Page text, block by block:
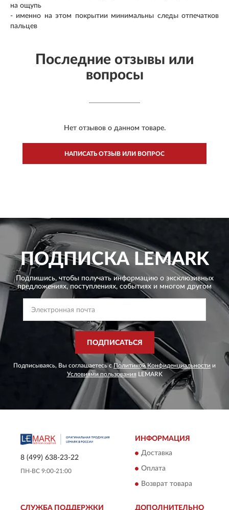
на ощупь
- именно на этом покрытии минимальны следы отпечатков
пальцев
Последние отзывы или
вопросы
Нет отзывов о данном товаре.
НАПИСАТЬ ОТЗЫВ ИЛИ ВОПРОС
ПОДПИСКАLEMARK
Подпишись, чтобы получать информацию о эксклюзивных
предложениях, поступлениях, событиях и многом другом
ПОДПИСАТЬСЯ
Подписываясь, Вы соглашаетесь сПолитикой Конфиденциальности и
Условиями пользования LEMARK
8 (499) 638-23-22
ПН-ВС 9:00-21:00
ИНФОРМАЦИЯ
Доставка
Оплата
Возврат товара
СЛУЖБА ПОДДЕРЖКИ ДОПОЛНИТЕЛЬНО